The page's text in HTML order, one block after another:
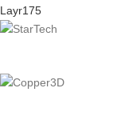
Layr175